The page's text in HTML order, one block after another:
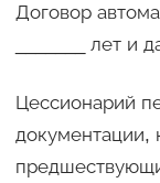
Договор
_______ лет и
Цессионарий
документации,